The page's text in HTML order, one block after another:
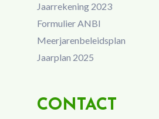
Jaarrekening 2023
Formulier ANBI
Meerjarenbeleidsplan
Jaarplan 2025
CONTACT